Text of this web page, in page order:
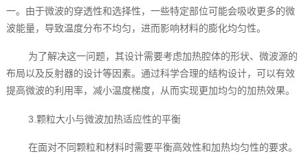
一。由于微波的穿透性和选择性，一些特定部位可能会吸收更多的微
波能量，导致温度分布不均匀，进而影响材料的膨化均匀性。
为了解决这一问题，其设计需要考虑加热腔体的形状、微波源的
布局以及反射器的设计等因素。通过科学合理的结构设计，可以有效
提高微波的利用率，减小温度梯度，从而实现更加均匀的加热效果。
3.颗粒大小与微波加热适应性的平衡
在面对不同颗粒和材料时需要平衡高效性和加热均匀性的要求。